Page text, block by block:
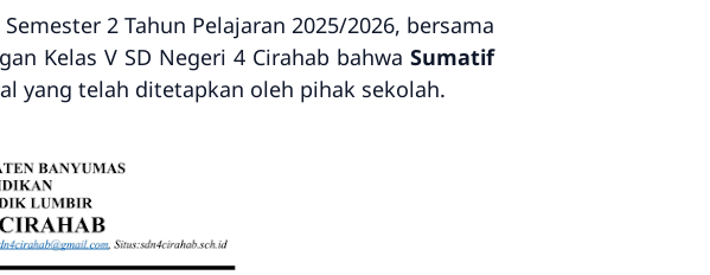
2 Tahun Pelajaran 2025/2026, bersama
Kelas V SD Negeri 4 Cirahab bahwa Sumatif
yang telah ditetapkan oleh pihak sekolah.